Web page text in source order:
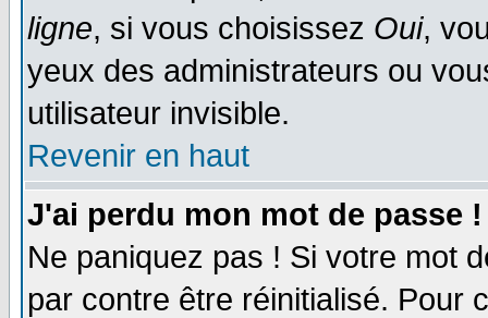
ligne, si vous choisissez Oui,
yeux des administrateurs ou
utilisateur invisible.
Revenir en haut
J'ai perdu mon mot de passe !
Ne paniquez pas ! Si votre mot
par contre être réinitialisé. Pour